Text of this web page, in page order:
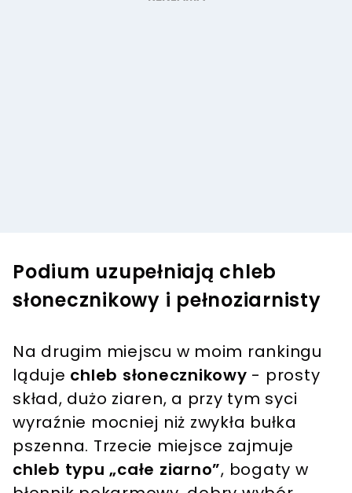
Podium uzupełniają chleb
słonecznikowy i pełnoziarnisty
Na drugim miejscu w moim rankingu
ląduje chleb słonecznikowy - prosty
skład, dużo ziaren, a przy tym syci
wyraźnie mocniej niż zwykła bułka
pszenna. Trzecie miejsce zajmuje
chleb typu „całe ziarno”, bogaty w